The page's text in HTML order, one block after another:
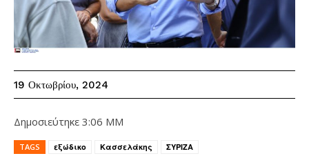
19 Οκτωβρίου, 2024
Δημοσιεύτηκε 3:06 ΜΜ
TAGS εξώδικο Κασσελάκης ΣΥΡΙΖΑ